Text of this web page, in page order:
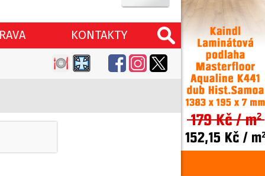
KONTAKTY